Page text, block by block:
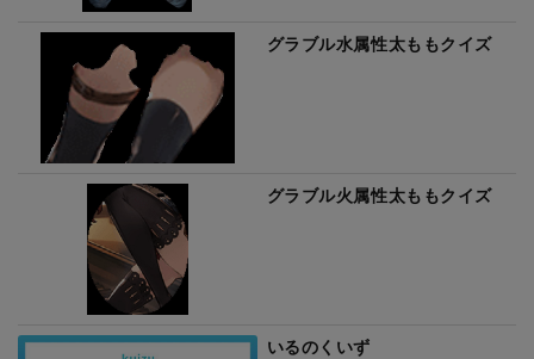
グラブル水属性太ももクイズ
グラブル火属性太ももクイズ
いるのくいず